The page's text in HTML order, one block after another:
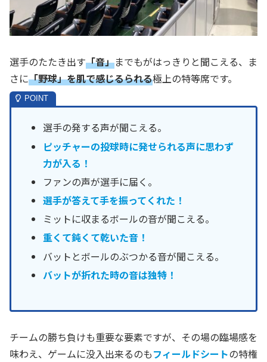
選手のたたき出す「音」までもがはっきりと聞こえる、ま
さに「野球」を肌で感じるられる極上の特等席です。
選手の発する声が聞こえる。
ピッチャーの投球時に発せられる声に思わず
力が入る！
ファンの声が選手に届く。
選手が答えて手を振ってくれた！
ミットに収まるボールの音が聞こえる。
重くて鈍くて乾いた音！
バットとボールのぶつかる音が聞こえる。
バットが折れた時の音は独特！
チームの勝ち負けも重要な要素ですが、その場の臨場感を
味わえ、ゲームに没入出来るのもフィールドシートの特権